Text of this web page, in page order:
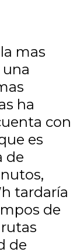
mas
ha
con
es
de
tardaría
de
de